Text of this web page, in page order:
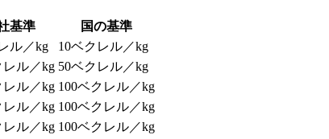
基準
国の基準
ル／kg
10ベクレル／kg
レル／kg 50ベクレル／kg
レル／kg 100ベクレル／kg
レル／kg 100ベクレル／kg
レル／kg 100ベクレル／kg